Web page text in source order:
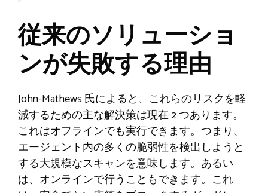
従来のソリューショ
ンが失敗する理由
John-Mathews 氏によると、これらのリスクを軽
減するための主な解決策は現在 2 つあります。
これはオフラインでも実行できます。つまり、
エージェント内の多くの脆弱性を検出しようと
する大規模なスキャンを意味します。あるい
は、オンラインで行うこともできます。これ